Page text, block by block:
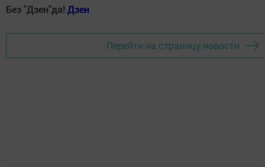
Без "Дзен"да! Дзен
Перейти на страницу новости